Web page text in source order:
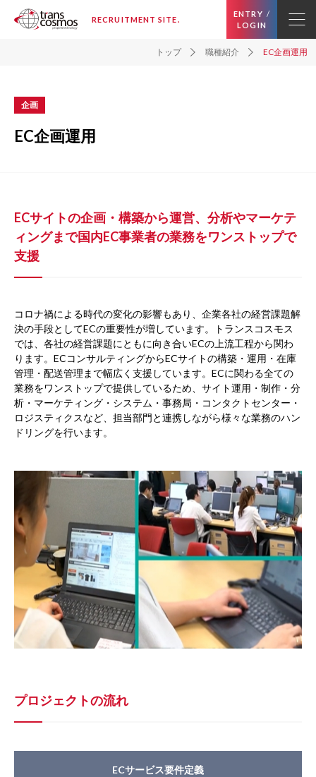
RECRUITMENT SITE.
ENTRY /
LOGIN
トップ 職種紹介 EC企画運用
企画
EC企画運用
ECサイトの企画・構築から運営、分析やマーケテ
ィングまで国内EC事業者の業務をワンストップで
支援
コロナ禍による時代の変化の影響もあり、企業各社の経営課題解
決の手段としてECの重要性が増しています。トランスコスモス
では、各社の経営課題にともに向き合いECの上流工程から関わ
ります。ECコンサルティングからECサイトの構築・運用・在庫
管理・配送管理まで幅広く支援しています。ECに関わる全ての
業務をワンストップで提供しているため、サイト運用・制作・分
析・マーケティング・システム・事務局・コンタクトセンター・
ロジスティクスなど、担当部門と連携しながら様々な業務のハン
ドリングを行います。
プロジェクトの流れ
ECサービス要件定義